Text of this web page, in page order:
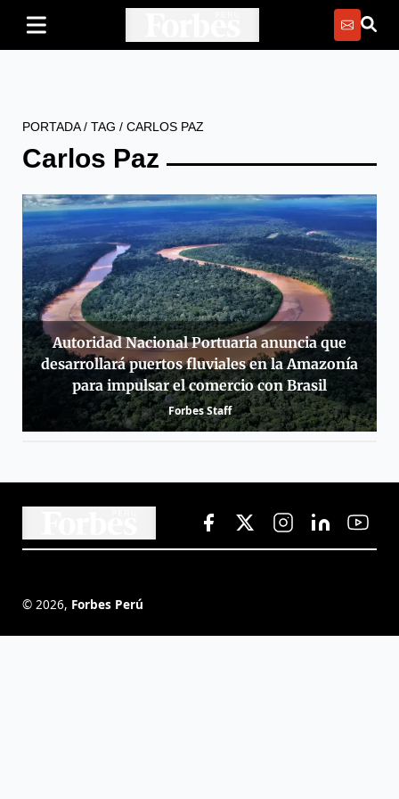
PORTADA/ TAG / CARLOS PAZ
Carlos Paz
Autoridad Nacional Portuaria anuncia que
desarrollará puertos fluviales en la Amazonía
para impulsar el comercio con Brasil
Forbes Staff
© 2026, Forbes Perú